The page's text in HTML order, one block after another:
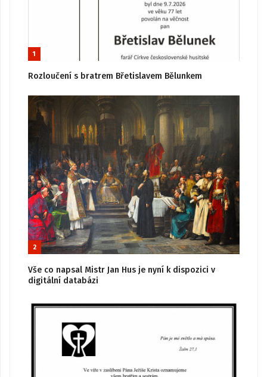
1
Rozloučení s bratrem Břetislavem Bělunkem
2
Vše co napsal Mistr Jan Hus je nyní k dispozici v
digitální databázi